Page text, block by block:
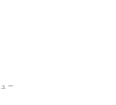
ー